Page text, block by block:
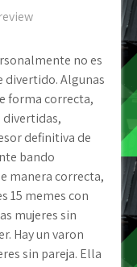
no es
divertido. Algunas
forma correcta,
definitiva de
bando
manera correcta,
15 memes con
mujeres sin
Hay un varon
sin pareja. Ella